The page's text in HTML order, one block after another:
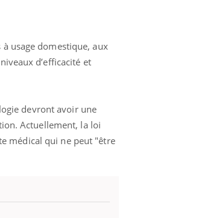
usage domestique, aux
d’efficacité et
devront avoir une
Actuellement, la loi
médical qui ne peut "être